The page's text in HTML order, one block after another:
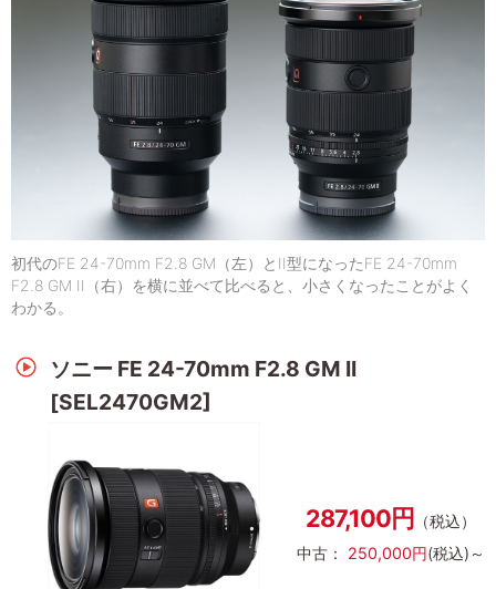
初代のFE 24-70mm F2.8 GM（左）とII型になったFE 24-70mm
F2.8 GM II（右）を横に並べて比べると、小さくなったことがよく
わかる。
ソニー FE 24-70mm F2.8 GM II
[SEL2470GM2]
287,100円 （税込）
中古： 250,000円(税込)～